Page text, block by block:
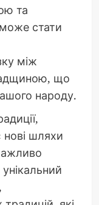
та
стати
між
що
народу.
нові шляхи